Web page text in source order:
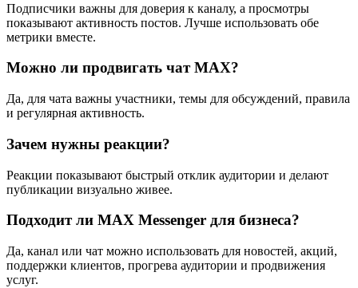
Подписчики важны для доверия к каналу, а просмотры
показывают активность постов. Лучше использовать обе
метрики вместе.
Можно ли продвигать чат MAX?
Да, для чата важны участники, темы для обсуждений, правила
и регулярная активность.
Зачем нужны реакции?
Реакции показывают быстрый отклик аудитории и делают
публикации визуально живее.
Подходит ли MAX Messenger для бизнеса?
Да, канал или чат можно использовать для новостей, акций,
поддержки клиентов, прогрева аудитории и продвижения
услуг.